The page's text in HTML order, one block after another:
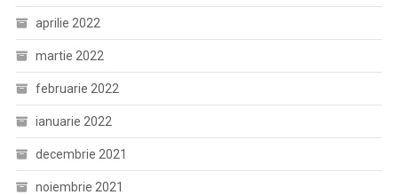
aprilie 2022
martie 2022
februarie 2022
ianuarie 2022
decembrie 2021
noiembrie 2021